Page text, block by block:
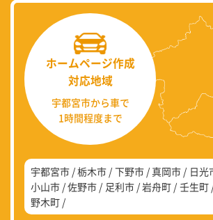
ホームページ作成
対応地域
宇都宮市から車で
1時間程度まで
宇都宮市 栃木市 下野市 真岡市 日光
小山市 佐野市 足利市 岩舟町 壬生町
野木町